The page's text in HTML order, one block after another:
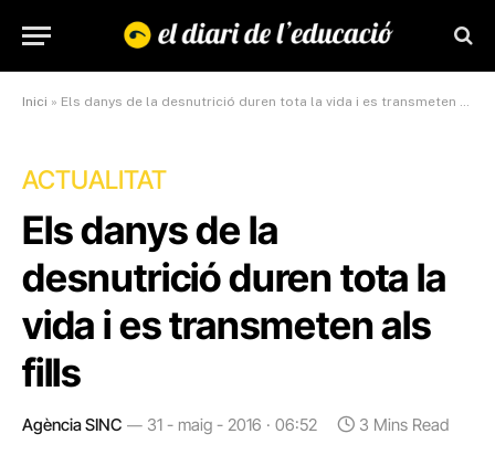
Inici » Els danys de la desnutrició duren tota la vida i es transmeten als fills
ACTUALITAT
Els danys de la
desnutrició duren tota la
vida i es transmeten als
fills
Agència SINC 31 - maig - 2016 · 06:52 3 Mins Read